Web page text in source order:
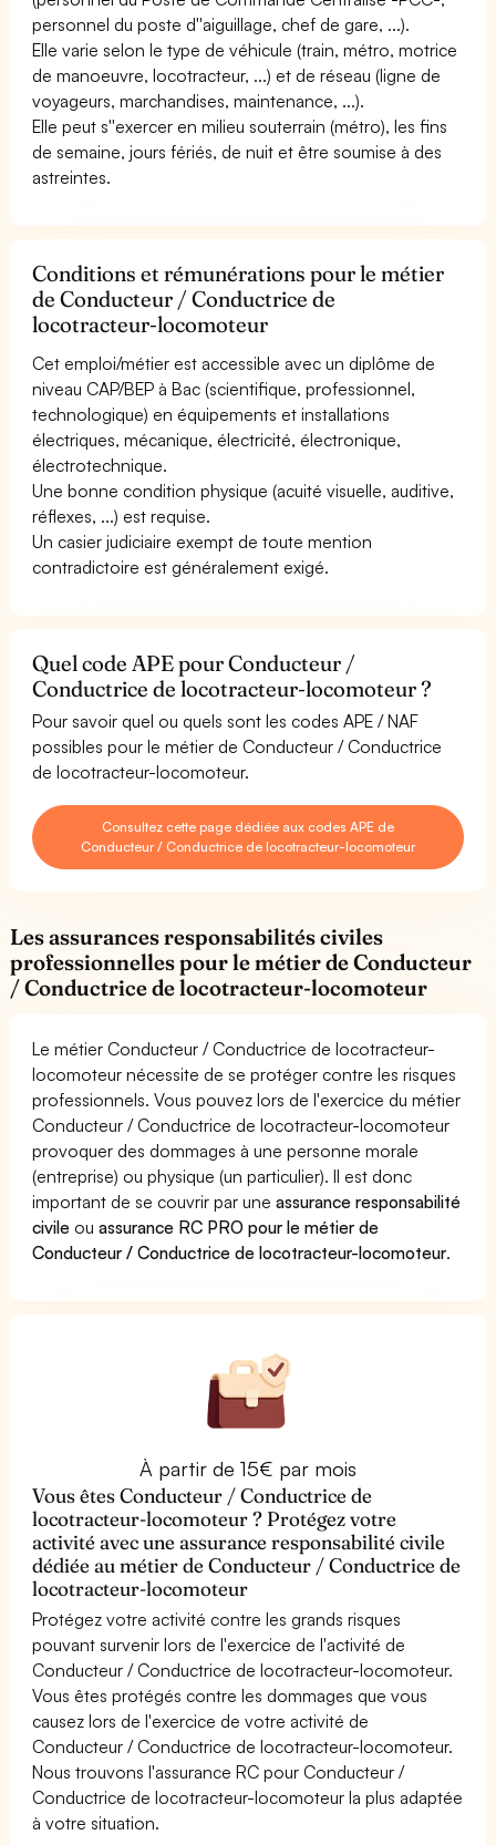
personnel du poste d''aiguillage, chef de gare, ...).
Elle varie selon le type de véhicule (train, métro, motrice
de manoeuvre, locotracteur, ...) et de réseau (ligne de
voyageurs, marchandises, maintenance, ...).
Elle peut s''exercer en milieu souterrain (métro), les fins
de semaine, jours fériés, de nuit et être soumise à des
astreintes.
Conditions et rémunérations pour le métier
de Conducteur / Conductrice de
locotracteur-locomoteur
Cet emploi/métier est accessible avec un diplôme de
niveau CAP/BEP à Bac (scientifique, professionnel,
technologique) en équipements et installations
électriques, mécanique, électricité, électronique,
électrotechnique.
Une bonne condition physique (acuité visuelle, auditive,
réflexes, ...) est requise.
Un casier judiciaire exempt de toute mention
contradictoire est généralement exigé.
Quel code APE pour Conducteur /
Conductrice de locotracteur-locomoteur ?
Pour savoir quel ou quels sont les codes APE / NAF
possibles pour le métier de Conducteur / Conductrice
de locotracteur-locomoteur.
Consultez cette page dédiée aux codes APE de
Conducteur / Conductrice de locotracteur-locomoteur
Les assurances responsabilités civiles
professionnelles pour le métier de Conducteur
/ Conductrice de locotracteur-locomoteur
Le métier Conducteur / Conductrice de locotracteur-
locomoteur nécessite de se protéger contre les risques
professionnels. Vous pouvez lors de l'exercice du métier
Conducteur / Conductrice de locotracteur-locomoteur
provoquer des dommages à une personne morale
(entreprise) ou physique (un particulier). Il est donc
important de se couvrir par uneassurance responsabilité
civile ouassurance RC PRO pour le métier de
Conducteur / Conductrice de locotracteur-locomoteur.
À partir de 15€ par mois
Vous êtes Conducteur / Conductrice de
locotracteur-locomoteur ? Protégez votre
activité avec une assurance responsabilité civile
dédiée au métier de Conducteur / Conductrice de
locotracteur-locomoteur
Protégez votre activité contre les grands risques
pouvant survenir lors de l'exercice de l'activité de
Conducteur / Conductrice de locotracteur-locomoteur.
Vous êtes protégés contre les dommages que vous
causez lors de l'exercice de votre activité de
Conducteur / Conductrice de locotracteur-locomoteur.
Nous trouvons l'assurance RC pour Conducteur /
Conductrice de locotracteur-locomoteur la plus adaptée
à votre situation.